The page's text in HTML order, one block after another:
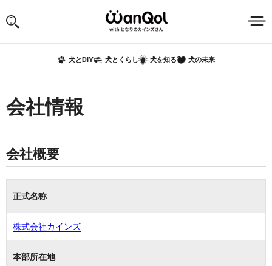
犬とDIY 犬とくらし 犬を知る 犬の未来
会社情報
会社概要
正式名称
株式会社カインズ
本部所在地